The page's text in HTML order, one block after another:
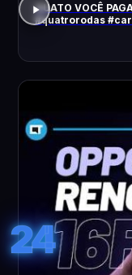
QUATO VOCÊ
#quatrorodas
24